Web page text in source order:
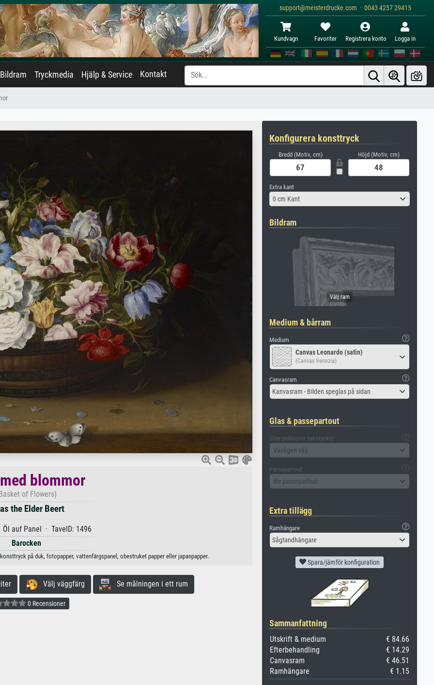
support@meisterdrucke.com · 0043 4257 29415
Kundvagn Favoriter Registrera konto Logga in
Bildram Tryckmedia Hjälp & Service Kontakt
blommor
of Flowers)
the Elder Beert
auf Panel · TavelD: 1496
Barocken
på duk, fotopapper, vattenfärgspanel, obestruket papper eller japanpapper.
Välj väggfärg Se målningen i ett rum
0 Recensioner
Konfigurera konsttryck
Bredd (Motiv, cm) Höjd (Motiv, cm)
Extra kant
0 cm Kant
Bildram
Medium & bårram
Medium
Canvas Leonardo (satin)
(Canvas Venezia)
Canvasram
Kanvasram - Bilden speglas på sidan
Glas & passepartout
Glas (inklusive bakstycke)
Vänligen välj
Passepartout
No passepartout
Extra tillägg
Ramhängare
Sågtandhängare
Spara/jämför konfiguration
Sammanfattning
Utskrift & medium
€ 84.66
Efterbehandling
€ 14.29
Canvasram
€ 46.51
Ramhängare
€ 1.15